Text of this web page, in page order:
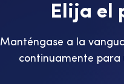
Elija el
Manténgase a la
continuamente para